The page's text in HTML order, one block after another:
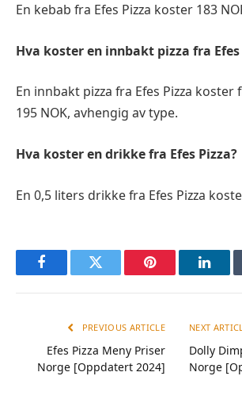
En kebab fra Efes Pizza koster 183
Hva koster en innbakt pizza fra Efes
En innbakt pizza fra Efes Pizza koster
195 NOK, avhengig av type.
Hva koster en drikke fra Efes Pizza?
En 0,5 liters drikke fra Efes Pizza
FacebookTwitter Pinterest
PREVIOUS ARTICLE
Efes Pizza Meny Priser
Norge [Oppdatert 2024]
NEXT
Dolly
Norge